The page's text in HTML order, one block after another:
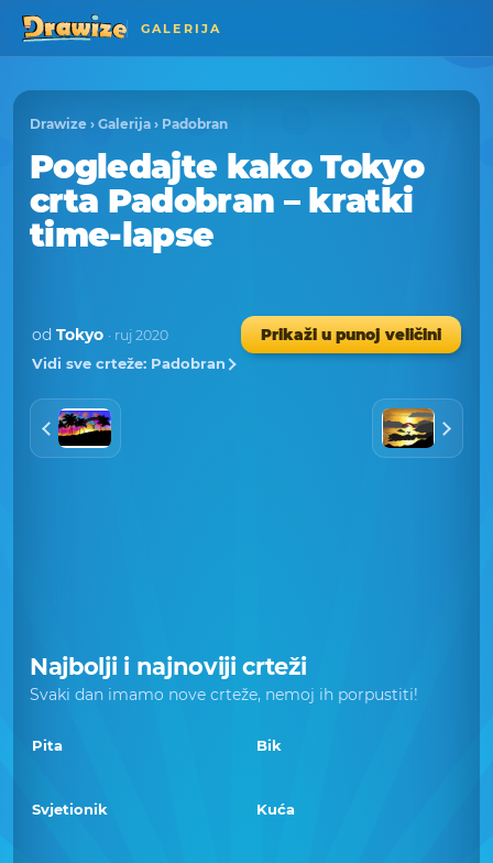
GALERIJA
Drawize › Galerija › Padobran
Pogledajte kako Tokyo
crta Padobran – kratki
time-lapse
od Tokyo · ruj 2020
Prikaži u punoj veličini
Vidi sve crteže: Padobran
Najbolji i najnoviji crteži
Svaki dan imamo nove crteže, nemoj ih porpustiti!
Pita Bik
Svjetionik Kuća